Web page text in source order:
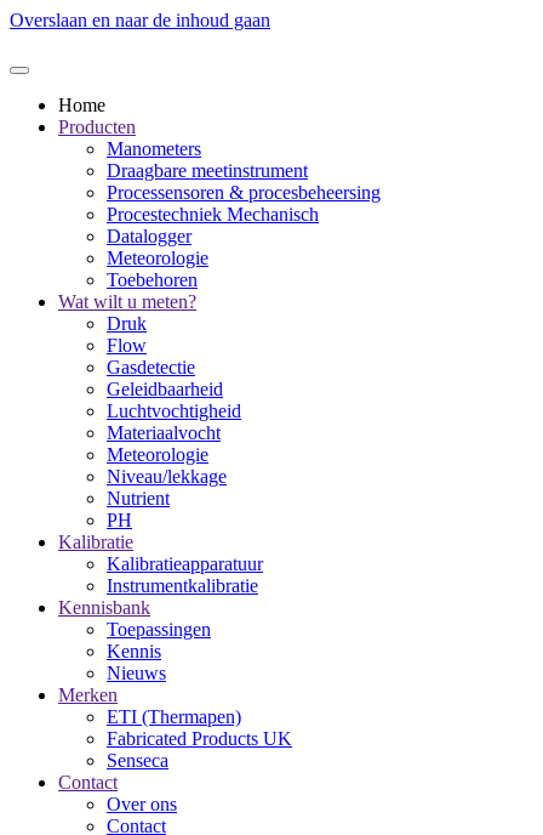
Overslaan en naar de inhoud gaan
Home
Producten
Manometers
Draagbare meetinstrument
Processensoren & procesbeheersing
Procestechniek Mechanisch
Datalogger
Meteorologie
Toebehoren
Wat wilt u meten?
Druk
Flow
Gasdetectie
Geleidbaarheid
Luchtvochtigheid
Materiaalvocht
Meteorologie
Niveau/lekkage
Nutrient
PH
Kalibratie
Kalibratieapparatuur
Instrumentkalibratie
Kennisbank
Toepassingen
Kennis
Nieuws
Merken
ETI (Thermapen)
Fabricated Products UK
Senseca
Contact
Over ons
Contact